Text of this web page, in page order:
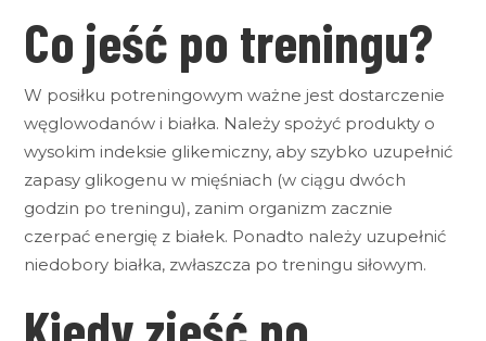
Co jeść po treningu?
W posiłku potreningowym ważne jest dostarczenie
węglowodanów i białka. Należy spożyć produkty o
wysokim indeksie glikemiczny, aby szybko uzupełnić
zapasy glikogenu w mięśniach (w ciągu dwóch
godzin po treningu), zanim organizm zacznie
czerpać energię z białek. Ponadto należy uzupełnić
niedobory białka, zwłaszcza po treningu siłowym.